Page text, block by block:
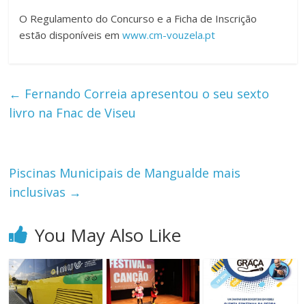
O Regulamento do Concurso e a Ficha de Inscrição
estão disponíveis emwww.cm-vouzela.pt
← Fernando Correia apresentou o seu sexto
livro na Fnac de Viseu
Piscinas Municipais de Mangualde mais
inclusivas →
You May Also Like